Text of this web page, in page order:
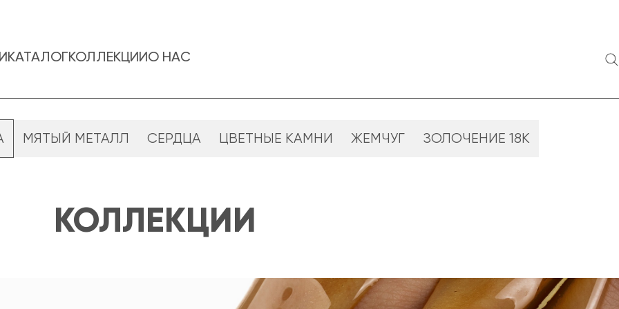
КАТАЛОГКОЛЛЕКЦИИО НАС
МЯТЫЙ МЕТАЛЛ СЕРДЦА ЦВЕТНЫЕ КАМНИ ЖЕМЧУГ ЗОЛОЧЕНИЕ 18К
КОЛЛЕКЦИИ